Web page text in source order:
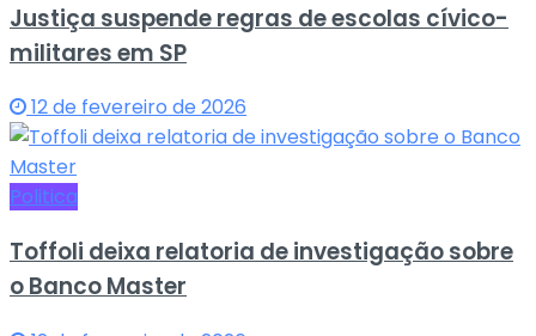
Justiça suspende regras de escolas cívico-
militares em SP
12 de fevereiro de 2026
Politica
Toffoli deixa relatoria de investigação sobre
o Banco Master